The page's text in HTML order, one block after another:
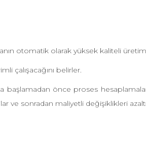
otomatik olarak yüksek kaliteli
çalışacağını belirler.
başlamadan önce proses
ve sonradan maliyetli değişiklikleri